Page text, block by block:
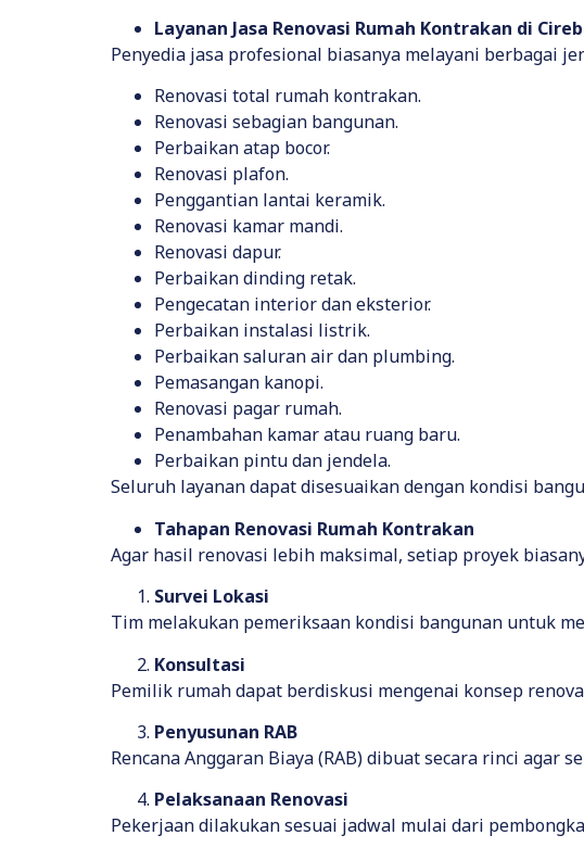
Layanan Jasa Renovasi Rumah Kontrakan di
Penyedia jasa profesional biasanya melayani berbagai
Renovasi total rumah kontrakan.
Renovasi sebagian bangunan.
Perbaikan atap bocor.
Renovasi plafon.
Penggantian lantai keramik.
Renovasi kamar mandi.
Renovasi dapur.
Perbaikan dinding retak.
Pengecatan interior dan eksterior.
Perbaikan instalasi listrik.
Perbaikan saluran air dan plumbing.
Pemasangan kanopi.
Renovasi pagar rumah.
Penambahan kamar atau ruang baru.
Perbaikan pintu dan jendela.
Seluruh layanan dapat disesuaikan dengan kondisi
Tahapan Renovasi Rumah Kontrakan
Agar hasil renovasi lebih maksimal, setiap proyek
Survei Lokasi
Tim melakukan pemeriksaan kondisi bangunan untuk
Konsultasi
Pemilik rumah dapat berdiskusi mengenai konsep
Penyusunan RAB
Rencana Anggaran Biaya (RAB) dibuat secara rinci agar
Pelaksanaan Renovasi
Pekerjaan dilakukan sesuai jadwal mulai dari